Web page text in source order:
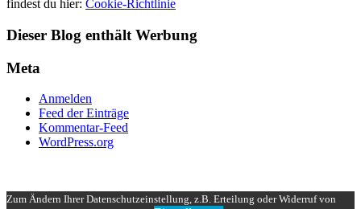
findest du hier: Cookie-Richtlinie
Dieser Blog enthält Werbung
Meta
Anmelden
Feed der Einträge
Kommentar-Feed
WordPress.org
Zum Ändern Ihrer Datenschutzeinstellung, z.B. Erteilung oder Widerruf von